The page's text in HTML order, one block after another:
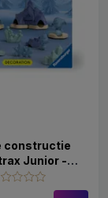
constructie
Junior -
- Set de
editia Disney